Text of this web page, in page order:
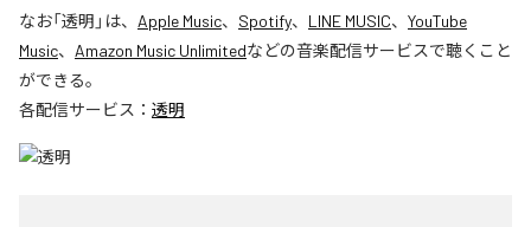
なお「透明 」は、 Apple Music、 Spotify、 LINE MUSIC、 YouTube
Music、 Amazon Music Unlimitedなどの音楽配信サービスで聴くこと
ができる。
各配信サービス： 透明